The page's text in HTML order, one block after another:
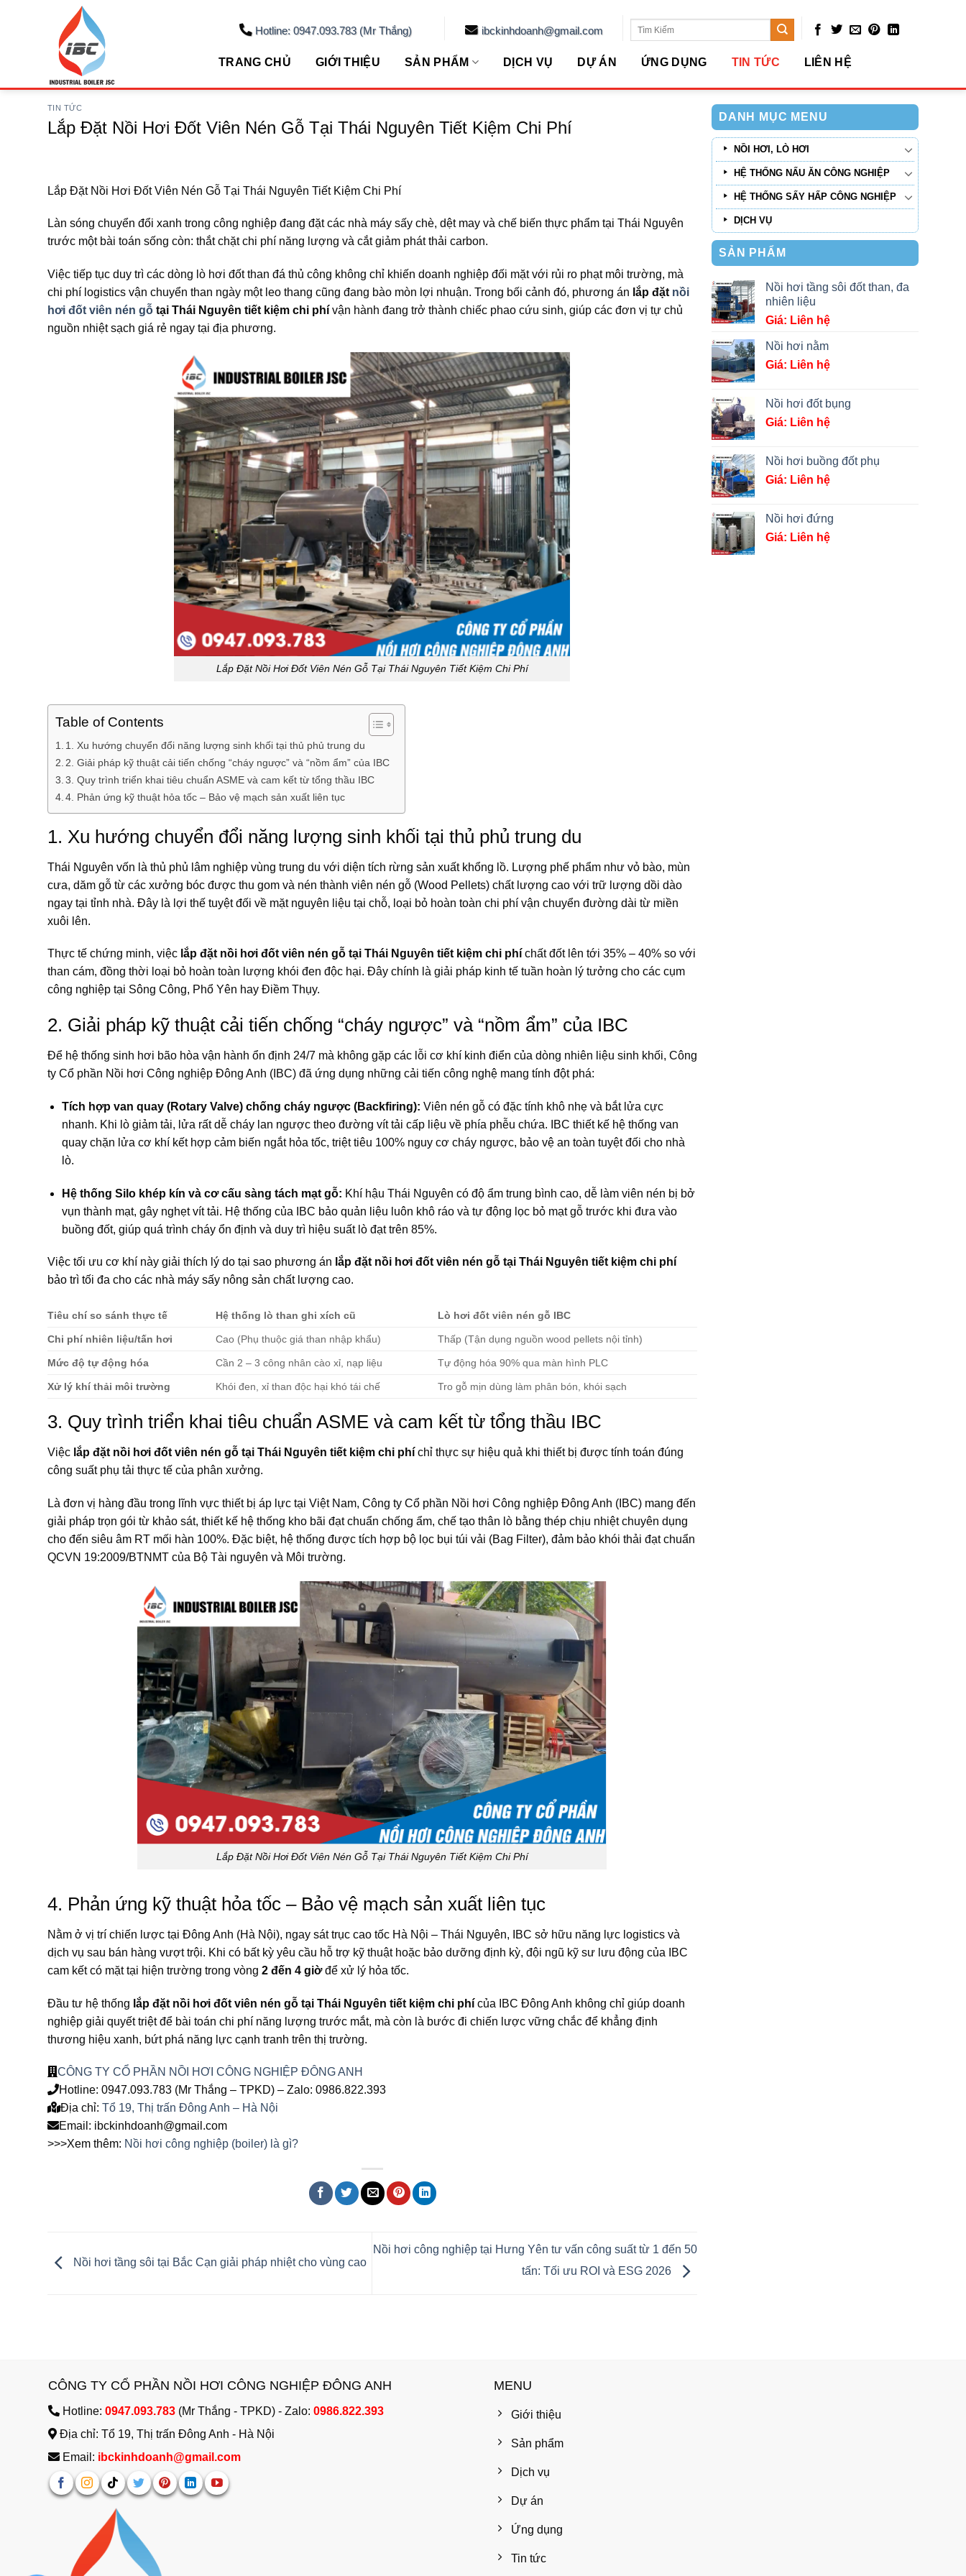
Hotline: 0947.093.783 (Mr Thắng) ibckinhdoanh@gmail.com
Search
TRANG CHỦ GIỚI THIỆU SẢN PHẨM DỊCH VỤ DỰ ÁN ỨNG DỤNG TIN TỨC LIÊN HỆ
TIN TỨC
Lắp Đặt Nồi Hơi Đốt Viên Nén Gỗ Tại Thái Nguyên Tiết Kiệm Chi Phí
Lắp Đặt Nồi Hơi Đốt Viên Nén Gỗ Tại Thái Nguyên Tiết Kiệm Chi Phí
Làn sóng chuyển đổi xanh trong công nghiệp đang đặt các nhà máy sấy chè, dệt may và chế biến thực phẩm tại Thái Nguyên
trước một bài toán sống còn: thắt chặt chi phí năng lượng và cắt giảm phát thải carbon.
Việc tiếp tục duy trì các dòng lò hơi đốt than đá thủ công không chỉ khiến doanh nghiệp đối mặt với rủi ro phạt môi trường, mà
chi phí logistics vận chuyển than ngày một leo thang cũng đang bào mòn lợi nhuận. Trong bối cảnh đó, phương án lắp đặt nồi
hơi đốt viên nén gỗtại Thái Nguyên tiết kiệm chi phívận hành đang trở thành chiếc phao cứu sinh, giúp các đơn vị tự chủ
nguồn nhiệt sạch giá rẻ ngay tại địa phương.
Lắp Đặt Nồi Hơi Đốt Viên Nén Gỗ Tại Thái Nguyên Tiết Kiệm Chi Phí
Table of Contents
1. Xu hướng chuyển đổi năng lượng sinh khối tại thủ phủ trung du
2. Giải pháp kỹ thuật cải tiến chống “cháy ngược” và “nồm ẩm” của IBC
3. Quy trình triển khai tiêu chuẩn ASME và cam kết từ tổng thầu IBC
4. Phản ứng kỹ thuật hỏa tốc – Bảo vệ mạch sản xuất liên tục
1. Xu hướng chuyển đổi năng lượng sinh khối tại thủ phủ trung du
Thái Nguyên vốn là thủ phủ lâm nghiệp vùng trung du với diện tích rừng sản xuất khổng lồ. Lượng phế phẩm như vỏ bào, mùn
cưa, dăm gỗ từ các xưởng bóc được thu gom và nén thành viên nén gỗ (Wood Pellets) chất lượng cao với trữ lượng dồi dào
ngay tại tỉnh nhà. Đây là lợi thế tuyệt đối về mặt nguyên liệu tại chỗ, loại bỏ hoàn toàn chi phí vận chuyển đường dài từ miền
xuôi lên.
Thực tế chứng minh, việc lắp đặt nồi hơi đốt viên nén gỗ tại Thái Nguyên tiết kiệm chi phíchất đốt lên tới 35% – 40% so với
than cám, đồng thời loại bỏ hoàn toàn lượng khói đen độc hại. Đây chính là giải pháp kinh tế tuần hoàn lý tưởng cho các cụm
công nghiệp tại Sông Công, Phổ Yên hay Điềm Thụy.
2. Giải pháp kỹ thuật cải tiến chống “cháy ngược” và “nồm ẩm” của IBC
Để hệ thống sinh hơi bão hòa vận hành ổn định 24/7 mà không gặp các lỗi cơ khí kinh điển của dòng nhiên liệu sinh khối, Công
ty Cổ phần Nồi hơi Công nghiệp Đông Anh (IBC) đã ứng dụng những cải tiến công nghệ mang tính đột phá:
Tích hợp van quay (Rotary Valve) chống cháy ngược (Backfiring): Viên nén gỗ có đặc tính khô nhẹ và bắt lửa cực
nhanh. Khi lò giảm tải, lửa rất dễ cháy lan ngược theo đường vít tải cấp liệu về phía phễu chứa. IBC thiết kế hệ thống van
quay chặn lửa cơ khí kết hợp cảm biến ngắt hỏa tốc, triệt tiêu 100% nguy cơ cháy ngược, bảo vệ an toàn tuyệt đối cho nhà
lò.
Hệ thống Silo khép kín và cơ cấu sàng tách mạt gỗ: Khí hậu Thái Nguyên có độ ẩm trung bình cao, dễ làm viên nén bị bở
vụn thành mạt, gây nghẹt vít tải. Hệ thống của IBC bảo quản liệu luôn khô ráo và tự động lọc bỏ mạt gỗ trước khi đưa vào
buồng đốt, giúp quá trình cháy ổn định và duy trì hiệu suất lò đạt trên 85%.
Việc tối ưu cơ khí này giải thích lý do tại sao phương án lắp đặt nồi hơi đốt viên nén gỗ tại Thái Nguyên tiết kiệm chi phí
bảo trì tối đa cho các nhà máy sấy nông sản chất lượng cao.
Tiêu chí so sánh thực tế Hệ thống lò than ghi xích cũ Lò hơi đốt viên nén gỗ IBC
Chi phí nhiên liệu/tấn hơi Cao (Phụ thuộc giá than nhập khẩu) Thấp (Tận dụng nguồn wood pellets nội tỉnh)
Mức độ tự động hóa Cần 2 – 3 công nhân cào xỉ, nạp liệu Tự động hóa 90% qua màn hình PLC
Xử lý khí thải môi trường Khói đen, xỉ than độc hại khó tái chế Tro gỗ mịn dùng làm phân bón, khói sạch
3. Quy trình triển khai tiêu chuẩn ASME và cam kết từ tổng thầu IBC
Việc lắp đặt nồi hơi đốt viên nén gỗ tại Thái Nguyên tiết kiệm chi phíchỉ thực sự hiệu quả khi thiết bị được tính toán đúng
công suất phụ tải thực tế của phân xưởng.
Là đơn vị hàng đầu trong lĩnh vực thiết bị áp lực tại Việt Nam, Công ty Cổ phần Nồi hơi Công nghiệp Đông Anh (IBC) mang đến
giải pháp trọn gói từ khảo sát, thiết kế hệ thống kho bãi đạt chuẩn chống ẩm, chế tạo thân lò bằng thép chịu nhiệt chuyên dụng
cho đến siêu âm RT mối hàn 100%. Đặc biệt, hệ thống được tích hợp bộ lọc bụi túi vải (Bag Filter), đảm bảo khói thải đạt chuẩn
QCVN 19:2009/BTNMT của Bộ Tài nguyên và Môi trường.
Lắp Đặt Nồi Hơi Đốt Viên Nén Gỗ Tại Thái Nguyên Tiết Kiệm Chi Phí
4. Phản ứng kỹ thuật hỏa tốc – Bảo vệ mạch sản xuất liên tục
Nằm ở vị trí chiến lược tại Đông Anh (Hà Nội), ngay sát trục cao tố​​c Hà Nội – Thái Nguyên, IBC sở hữu năng lực logistics và
dịch vụ sau bán hàng vượt trội. Khi có bất kỳ yêu cầu hỗ trợ kỹ thuật hoặc bảo dưỡng định kỳ, đội ngũ kỹ sư lưu động của IBC
cam kết có mặt tại hiện trường trong vòng 2 đến 4 giờđể xử lý hỏa tốc.
Đầu tư hệ thống lắp đặt nồi hơi đốt viên nén gỗ tại Thái Nguyên tiết kiệm chi phícủa IBC Đông Anh không chỉ giúp doanh
nghiệp giải quyết triệt để bài toán chi phí năng lượng trước mắt, mà còn là bước đi chiến lược vững chắc để khẳng định
thương hiệu xanh, bứt phá năng lực cạnh tranh trên thị trường.
CÔNG TY CỔ PHẦN NỒI HƠI CÔNG NGHIỆP ĐÔNG ANH
Hotline: 0947.093.783 (Mr Thắng – TPKD) – Zalo: 0986.822.393
Địa chỉ: Tổ 19, Thị trấn Đông Anh – Hà Nội
Email: ibckinhdoanh@gmail.com
>>>Xem thêm: Nồi hơi công nghiệp (boiler) là gì?
Nồi hơi tầng sôi tại Bắc Cạn giải pháp nhiệt cho vùng cao
Nồi hơi công nghiệp tại Hưng Yên tư vấn công suất từ 1 đến 50
tấn: Tối ưu ROI và ESG 2026
DANH MỤC MENU
NỒI HƠI, LÒ HƠI
HỆ THỐNG NẤU ĂN CÔNG NGHIỆP
HỆ THỐNG SẤY HẤP CÔNG NGHIỆP
DỊCH VỤ
SẢN PHẨM
Nồi hơi tầng sôi đốt than, đa
nhiên liệu
Giá: Liên hệ
Nồi hơi nằm
Giá: Liên hệ
Nồi hơi đốt bụng
Giá: Liên hệ
Nồi hơi buồng đốt phụ
Giá: Liên hệ
Nồi hơi đứng
Giá: Liên hệ
CÔNG TY CỔ PHẦN NỒI HƠI CÔNG NGHIỆP ĐÔNG ANH
Hotline: 0947.093.783 (Mr Thắng - TPKD) - Zalo: 0986.822.393
Địa chỉ: Tổ 19, Thị trấn Đông Anh - Hà Nội
Email: ibckinhdoanh@gmail.com
MENU
Giới thiệu
Sản phẩm
Dịch vụ
Dự án
Ứng dụng
Tin tức